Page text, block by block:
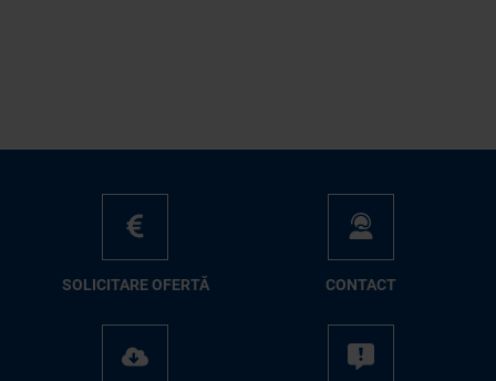
SO­LI­CI­TA­RE OFER­TĂ CON­TA­CT